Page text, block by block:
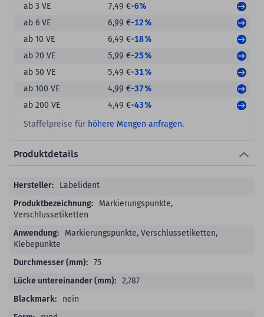
ab 3 VE 7,49 €-6%
ab 6 VE
6,99 €-12%
ab 10 VE
6,49 €-18%
ab 20 VE
5,99 €-25%
ab 50 VE
5,49 €-31%
ab 100 VE
4,99 €-37%
ab 200 VE
4,49 €-43%
Staffelpreise für höhere Mengen anfragen.
Produktdetails
ProduktdetailsLabelident
Markierungspunkte,
Verschlussetiketten
Markierungspunkte, Verschlussetiketten,
Klebepunkte
75
2,787
nein